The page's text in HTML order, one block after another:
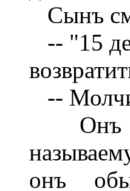
Сынъ
-- "15
--
Онъ
онъ